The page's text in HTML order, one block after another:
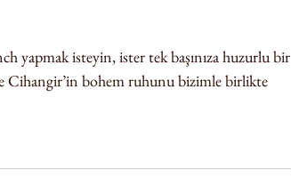
yapmak isteyin, ister tek başınıza huzurlu bir
Cihangir’in bohem ruhunu bizimle birlikte